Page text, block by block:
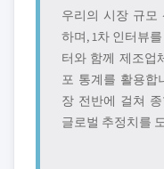
우리의 시장 규모
하며, 1차 인터뷰
터와 함께 제조업
포 통계를 활용합
장 전반에 걸쳐
글로벌 추정치를